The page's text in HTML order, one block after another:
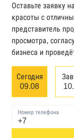
Картотека
банкротстве
Единый
банкротстве
Реестр
Оставьте заявку
красоты с
представитель
просмотра,
бизнеса и
Сегодня
09.08
Номер телефона